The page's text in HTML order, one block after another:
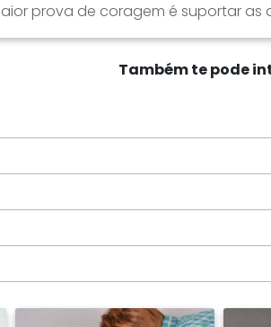
prova de coragem é suportar as
Também te pode